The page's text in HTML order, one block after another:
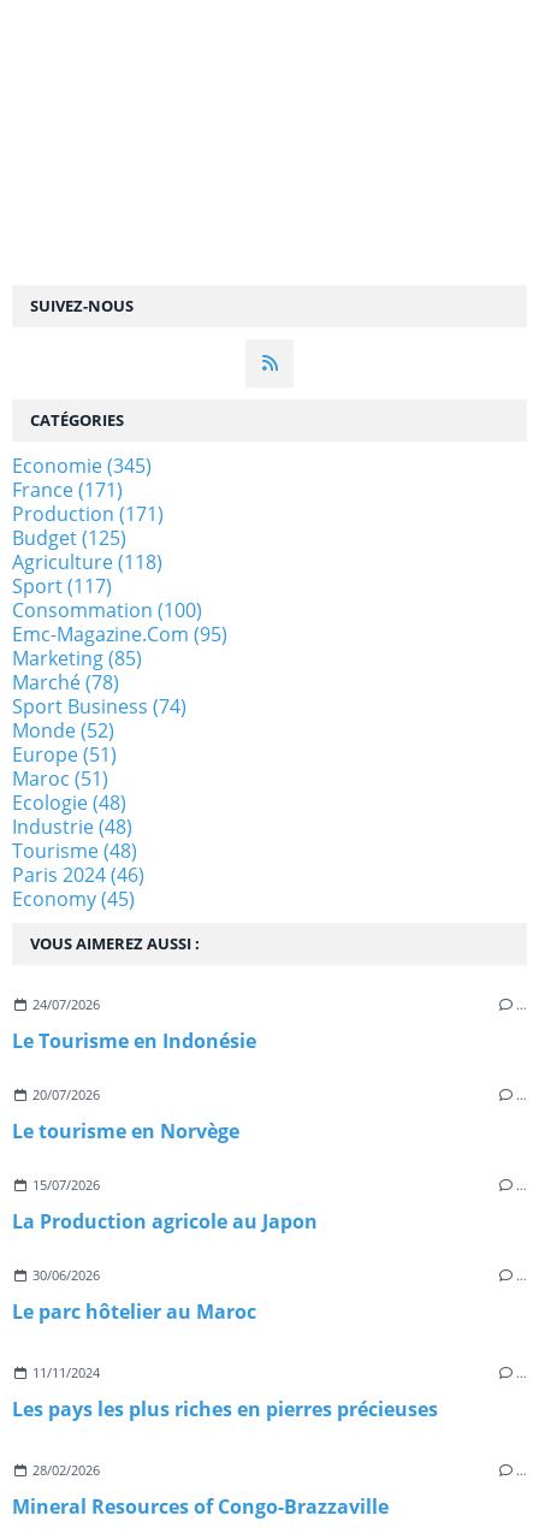
SUIVEZ-NOUS
VOUS AIMEREZ AUSSI :
24/07/2026 …
Le Tourisme en Indonésie
20/07/2026 …
Le tourisme en Norvège
15/07/2026 …
La Production agricole au Japon
30/06/2026 …
Le parc hôtelier au Maroc
11/11/2024 …
Les pays les plus riches en pierres précieuses
28/02/2026 …
Mineral Resources of Congo-Brazzaville
CATÉGORIES
Economie(345)
France(171)
Production (171)
Budget(125)
Agriculture(118)
Sport(117)
Consommation (100)
Emc-Magazine.com (95)
Marketing(85)
Marché(78)
Sport Business (74)
Monde(52)
Europe(51)
Maroc (51)
Ecologie(48)
Industrie(48)
Tourisme(48)
Paris 2024(46)
Economy(45)